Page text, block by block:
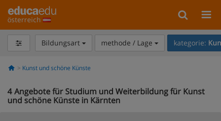
österreich
Bildungsart methode / Lage kategorie:
Kunst und schöne Künste
4 Angebote für Studium und Weiterbildung für Kunst
und schöne Künste in Kärnten